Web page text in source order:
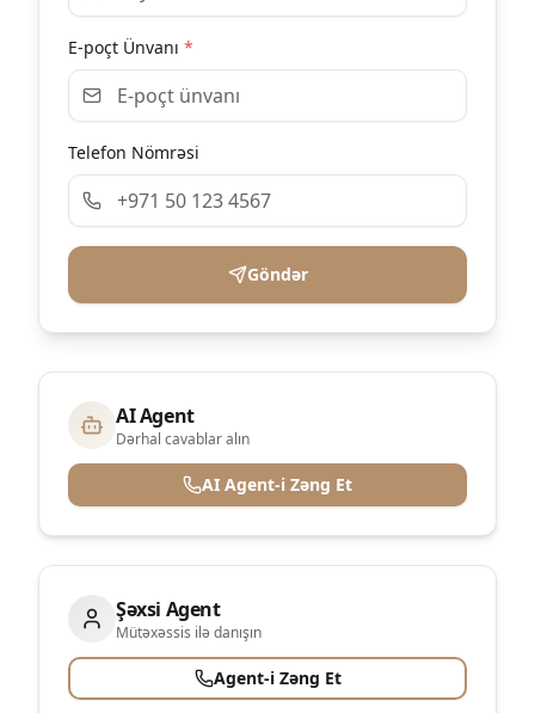
E-poçt Ünvanı *
Telefon Nömrəsi
Göndər
AI Agent
Dərhal cavablar alın
AI Agent-i Zəng Et
Şəxsi Agent
Mütəxəssis ilə danışın
Agent-i Zəng Et